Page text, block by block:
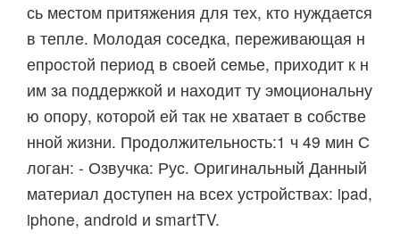
сь местом притяжения для тех, кто нуждается
в тепле. Молодая соседка, переживающая н
епростой период в своей семье, приходит к н
им за поддержкой и находит ту эмоциональну
ю опору, которой ей так не хватает в собстве
нной жизни. Продолжительность:1 ч 49 мин С
логан: - Озвучка: Рус. Оригинальный Данный
материал доступен на всех устройствах: ipad,
iphone, android и smartTV.